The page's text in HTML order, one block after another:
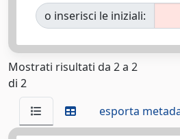
o inserisci le iniziali:
Mostrati risultati da 2 a 2
di 2
esporta